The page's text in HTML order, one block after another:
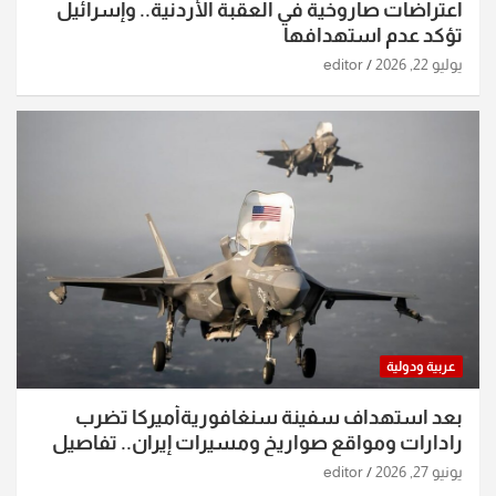
اعتراضات صاروخية في العقبة الأردنية.. وإسرائيل
تؤكد عدم استهدافها
يوليو 22, 2026 editor
عربية ودولية
بعد استهداف سفينة سنغافوريةأميركا تضرب
رادارات ومواقع صواريخ ومسيرات إيران.. تفاصيل
الساعات الماضية
يونيو 27, 2026 editor